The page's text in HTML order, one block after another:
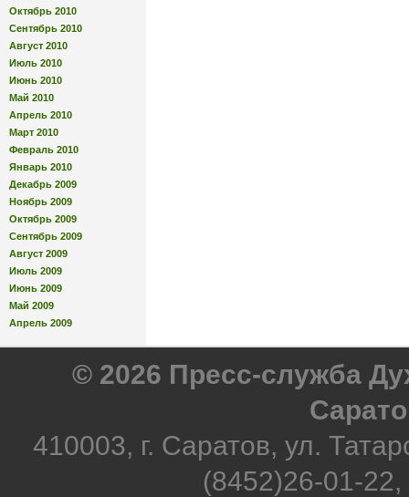
Октябрь 2010
Сентябрь 2010
Август 2010
Июль 2010
Июнь 2010
Май 2010
Апрель 2010
Март 2010
Февраль 2010
Январь 2010
Декабрь 2009
Ноябрь 2009
Октябрь 2009
Сентябрь 2009
Август 2009
Июль 2009
Июнь 2009
Май 2009
Апрель 2009
© 2026 Пресс-служба
410003, г. Саратов, ул.
(8452)26-01-